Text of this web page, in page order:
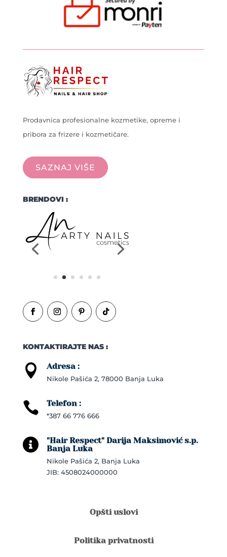
Prodavnica profesionalne kozmetike, opreme i
pribora za frizere i kozmetičare.
SAZNAJ VIŠE
BRENDOVI :
KONTAKTIRAJTE NAS :
 Adresa :
Nikole Pašića 2, 78000 Banja Luka
 Telefon :
*387 66 776 666

"Hair Respect" Darija Maksimović s.p.
Banja Luka
Nikole Pašića 2, Banja Luka
JIB: 4508024000000
Opšti uslovi
Politika privatnosti